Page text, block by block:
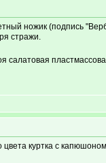
ножик (подпись
стражи.
салатовая
цвета куртка с